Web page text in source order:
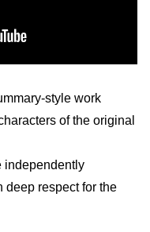
style work
of the original
independently
deep respect for the